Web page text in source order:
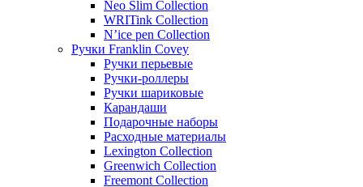
Neo Slim Collection
WRITink Collection
N’ice pen Collection
Ручки Franklin Covey
Ручки перьевые
Ручки-роллеры
Ручки шариковые
Карандаши
Подарочные наборы
Расходные материалы
Lexington Collection
Greenwich Collection
Freemont Collection